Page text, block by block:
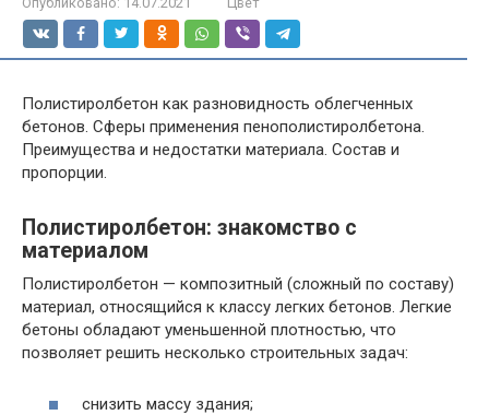
Полистиролбетон как разновидность облегченных
бетонов. Сферы применения пенополистиролбетона.
Преимущества и недостатки материала. Состав и
пропорции.
Полистиролбетон: знакомство с
материалом
Полистиролбетон — композитный (сложный по составу)
материал, относящийся к классу легких бетонов. Легкие
бетоны обладают уменьшенной плотностью, что
позволяет решить несколько строительных задач:
снизить массу здания;